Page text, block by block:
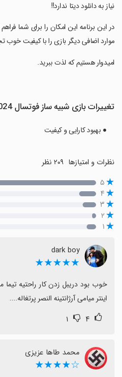
‏نیاز به دانلود دیتا ندارد!!
‏در این برنامه این امکان را برای شما
موارد اضافی دیگر بازی را با کیفیت خوب
‏امیدوار هستیم که لذت ببرید.
تغییرات بازی ‏شبیه ساز فوتسال 2024 در نسخه جدید
● بهبود کارایی و کیفیت
نظرات و امتیازها
۵
۴
۳
۲
۱
dark boy
★★★★★
اینتر میامی آرژانتینه النصر پرتغاله....
۴ ۱
محمد طاها عزیزی
☆★★★★